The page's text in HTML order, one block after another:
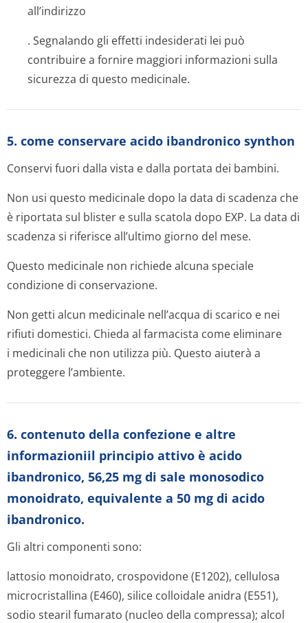
all’indirizzo
. Segnalando gli effetti indesiderati lei può
contribuire a fornire maggiori informazioni sulla
sicurezza di questo medicinale.
5. come conservare acido ibandronico synthon
Conservi fuori dalla vista e dalla portata dei bambini.
Non usi questo medicinale dopo la data di scadenza che
è riportata sul blister e sulla scatola dopo EXP. La data di
scadenza si riferisce all’ultimo giorno del mese.
Questo medicinale non richiede alcuna speciale
condizione di conservazione.
Non getti alcun medicinale nell’acqua di scarico e nei
rifiuti domestici. Chieda al farmacista come eliminare
i medicinali che non utilizza più. Questo aiuterà a
proteggere l’ambiente.
6. contenuto della confezione e altre
informazioniil principio attivo è acido
ibandronico, 56,25 mg di sale monosodico
monoidrato, equivalente a 50 mg di acido
ibandronico.
Gli altri componenti sono:
lattosio monoidrato, crospovidone (E1202), cellulosa
microcristallina (E460), silice colloidale anidra (E551),
sodio stearil fumarato (nucleo della compressa); alcol